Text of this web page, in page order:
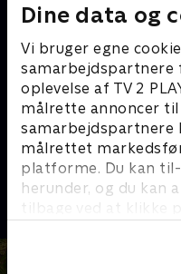
Dine data og
Vi bruger egne
samarbejdspartnere
oplevelse af TV 2
målrette annoncer til
samarbejdspartnere
målrettet
platforme. Du kan
herunder, og du kan
tilbage ved at klikke
Little Charmers
Børneserier • 2 sæsoner